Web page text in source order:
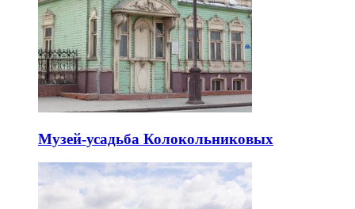
Музей-усадьба Колокольниковых